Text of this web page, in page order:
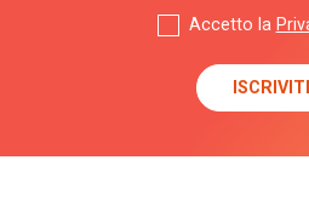
Accetto la